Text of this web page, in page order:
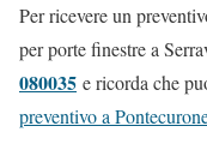
Per ricevere un
per porte finestre a
080035 e ricorda che
preventivo a